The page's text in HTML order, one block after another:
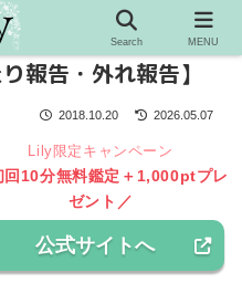
報告・外れ報告】
2018.10.20 2026.05.07
Lily限定キャンペーン
回10分無料鑑定＋1,000ptプレ
ゼント／
公式サイトへ
Search MENU